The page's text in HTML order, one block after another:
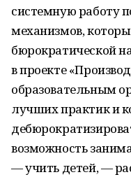
системную работу
механизмов,
бюрократической
в проекте
образовательным
лучших практик и
возможность
— учить детей, —